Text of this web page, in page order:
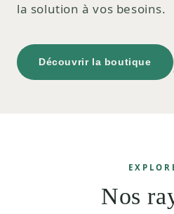
la solution à vos besoins.
Découvrir la boutique
Nos